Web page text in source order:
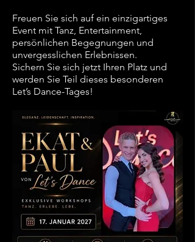
Freuen Sie sich auf ein einzigartiges
Event mit Tanz, Entertainment,
persönlichen Begegnungen und
unvergesslichen Erlebnissen.
Sichern Sie sich jetzt Ihren Platz und
werden Sie Teil dieses besonderen
Let’s Dance-Tages!